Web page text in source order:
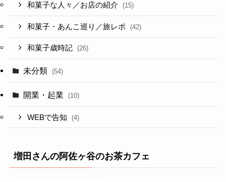
和菓子な人々／お店の紹介 (15)
和菓子・あんこ巡り／旅レポ (42)
和菓子歳時記 (26)
未分類 (54)
開業・起業 (10)
WEBで告知 (4)
増田さんの阿佐ヶ谷のお茶カフェ